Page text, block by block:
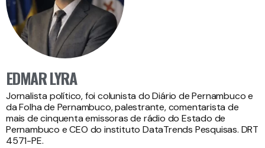
EDMAR LYRA
Jornalista político, foi colunista do Diário de Pernambuco e
da Folha de Pernambuco, palestrante, comentarista de
mais de cinquenta emissoras de rádio do Estado de
Pernambuco e CEO do instituto DataTrends Pesquisas. DRT
4571-PE.